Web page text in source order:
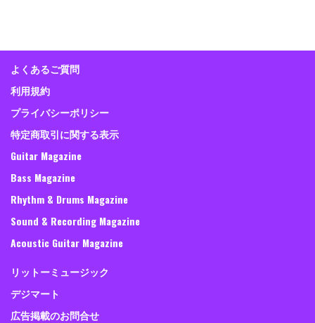
よくあるご質問
利用規約
プライバシーポリシー
特定商取引に関する表示
Guitar Magazine
Bass Magazine
Rhythm & Drums Magazine
Sound & Recording Magazine
Acoustic Guitar Magazine
リットーミュージック
デジマート
広告掲載のお問合せ